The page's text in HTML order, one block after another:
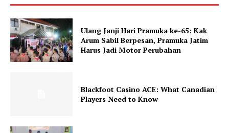
Ulang Janji Hari Pramuka ke-65: Kak
Arum Sabil Berpesan, Pramuka Jatim
Harus Jadi Motor Perubahan
Blackfoot Casino ACE: What Canadian
Players Need to Know